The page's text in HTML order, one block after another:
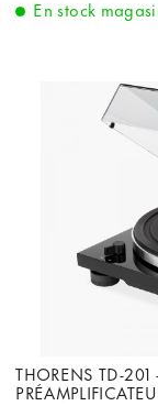
En stock
THORENS TD-201